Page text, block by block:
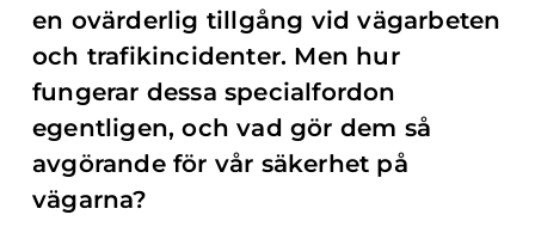
en ovärderlig tillgång vid vägarbeten
och trafikincidenter. Men hur
fungerar dessa specialfordon
egentligen, och vad gör dem så
avgörande för vår säkerhet på
vägarna?